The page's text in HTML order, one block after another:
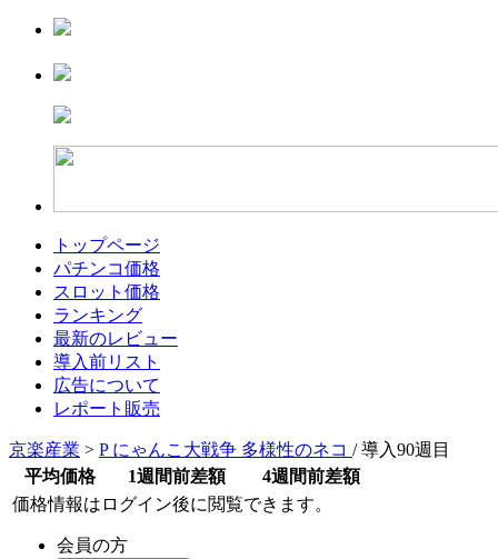
トップページ
パチンコ価格
スロット価格
ランキング
最新のレビュー
導入前リスト
広告について
レポート販売
京楽産業 > P にゃんこ大戦争 多様性のネコ / 導入90週目
平均価格
1週間前差額
4週間前差額
価格情報はログイン後に閲覧できます。
会員の方